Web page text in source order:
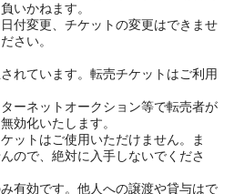
いかねます。
付変更、チケットの変更はできませ
さい。
れています。転売チケットはご利用
ーネットオークション等で転売者が
効化いたします。
ットはご使用いただけません。ま
ので、絶対に入手しないでくださ
有効です。他人への譲渡や貸与はで